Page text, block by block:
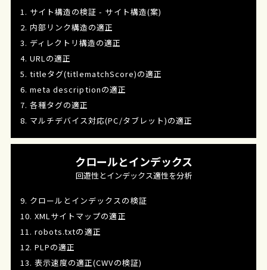
1. サイト構造の検証 - サイト構造(案)
2. 内部リンク構造の適正
3. ディレクトリ構造の適正
4. URLの適正
5. titleタグ(titlematchScore)の適正
6. meta descriptionの適正
7. 各種タグの適正
8. マルチデバイス対応(PC/タブレット)の適正
クロールとインデックス
回遊性とインデックス適性を分析
9. クロールとインデックスの検証
10. XMLサイトマップの適正
11. robots.txtの適正
12. PLPの適正
13. 表示速度の適正(CWVの検証)